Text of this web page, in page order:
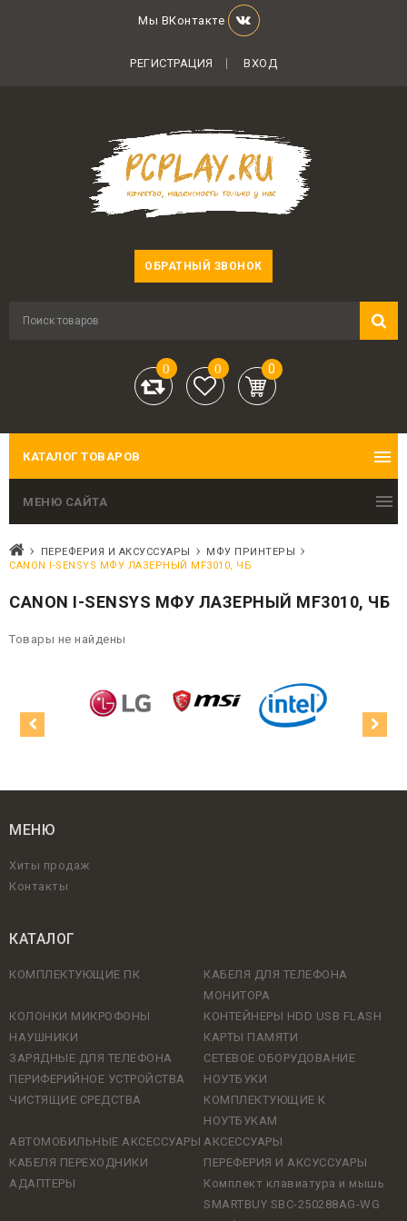
Мы ВКонтакте
РЕГИСТРАЦИЯ ВХОД
ОБРАТНЫЙ ЗВОНОК
0
0
0
КАТАЛОГ ТОВАРОВ
МЕНЮ САЙТА
ПЕРЕФЕРИЯ И АКСУССУАРЫ
МФУ ПРИНТЕРЫ
CANON I-SENSYS МФУ ЛАЗЕРНЫЙ MF3010, ЧБ
CANON I-SENSYS МФУ ЛАЗЕРНЫЙ MF3010, ЧБ
Товары не найдены
МЕНЮ
Хиты продаж
Контакты
КАТАЛОГ
КОМПЛЕКТУЮЩИЕ ПК
КАБЕЛЯ ДЛЯ ТЕЛЕФОНА
МОНИТОРА
КОЛОНКИ МИКРОФОНЫ
НАУШНИКИ
КОНТЕЙНЕРЫ HDD USB FLASH
КАРТЫ ПАМЯТИ
ЗАРЯДНЫЕ ДЛЯ ТЕЛЕФОНА
СЕТЕВОЕ ОБОРУДОВАНИЕ
ПЕРИФЕРИЙНОЕ УСТРОЙСТВА
НОУТБУКИ
ЧИСТЯЩИЕ СРЕДСТВА
КОМПЛЕКТУЮЩИЕ К
НОУТБУКАМ
АВТОМОБИЛЬНЫЕ АКСЕССУАРЫ АКСЕССУАРЫ
КАБЕЛЯ ПЕРЕХОДНИКИ
АДАПТЕРЫ
ПЕРЕФЕРИЯ И АКСУССУАРЫ
Комплект клавиатура и мышь
SMARTBUY SBC-250288AG-WG